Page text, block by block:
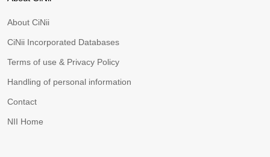
About CiNii
CiNii Incorporated Databases
Terms of use & Privacy Policy
Handling of personal information
Contact
NII Home